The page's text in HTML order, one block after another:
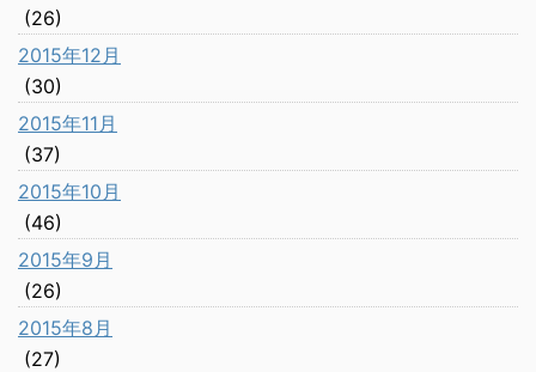
(26)
2015年12月
(30)
2015年11月
(37)
2015年10月
(46)
2015年9月
(26)
2015年8月
(27)